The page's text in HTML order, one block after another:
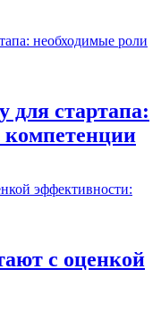
для стартапа:
компетенции
с оценкой